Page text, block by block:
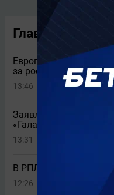
Главные новости
Европейские клубы
за российского
13:46
Заявление
«Галатасарае»
13:31
В РПЛ повысят планку
12:26